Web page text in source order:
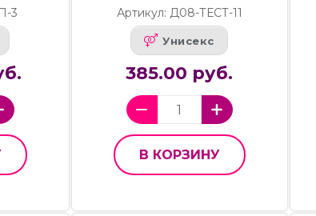
3 Артикул: Д08-ТЕСТ-11
Унисекс
385.00 руб.
В КОРЗИНУ